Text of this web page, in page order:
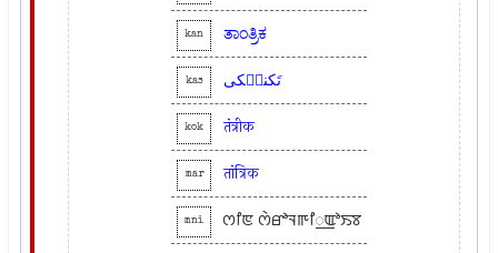
kan ತಾಂತ್ರಿಕ
kas تَکنیٖکی
kok तंत्रीक
mar तांत्रिक
mni ꯁꯤꯟ ꯁꯥꯔꯣꯜꯒꯤ꯭ꯑꯣꯏꯕ